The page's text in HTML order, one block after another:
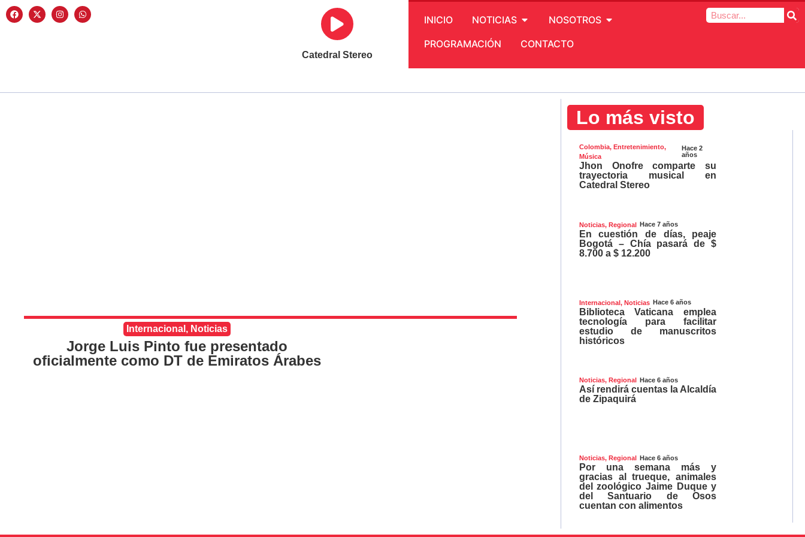
Catedral Stereo
INICIO NOTICIAS
NOSOTROS
PROGRAMACIÓN
CONTACTO
Internacional , Noticias
Jorge Luis Pinto fue presentado
oficialmente como DT de Emiratos Árabes
Lo más visto
Colombia, Entretenimiento,
Música
Hace 2
años
Jhon Onofre comparte su
trayectoria musical en
Catedral Stereo
Noticias, Regional Hace 7 años
En cuestión de días, peaje
Bogotá – Chía pasará de $
8.700 a $ 12.200
Internacional, Noticias Hace 6 años
Biblioteca Vaticana emplea
tecnología para facilitar
estudio de manuscritos
históricos
Noticias, Regional Hace 6 años
Así rendirá cuentas la Alcaldía
de Zipaquirá
Noticias, Regional Hace 6 años
Por una semana más y
gracias al trueque, animales
del zoológico Jaime Duque y
del Santuario de Osos
cuentan con alimentos